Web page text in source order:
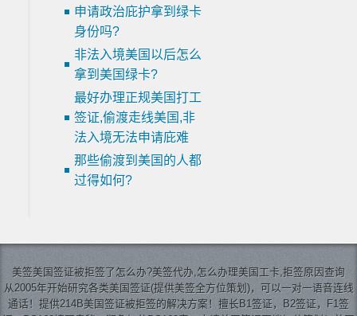
申请政治庇护拿到绿卡
身份吗?
非法入境美国以后怎么
拿到美国绿卡?
最好办理正规美国打工
签证,偷渡走线美国,非
法入境无法申请庇难
那些偷渡到美国的人都
过得如何?
美签美国签证被拒签了怎么办?美签代办,怎么办理美国工卡,拒签原因查询
从2005年开始研究各类美国签证(提供美签全方位策划)，可以一对一语音连线
通话！提供214B美国签证被拒签的解决方案！擅长B1签证，B2签证，F1签